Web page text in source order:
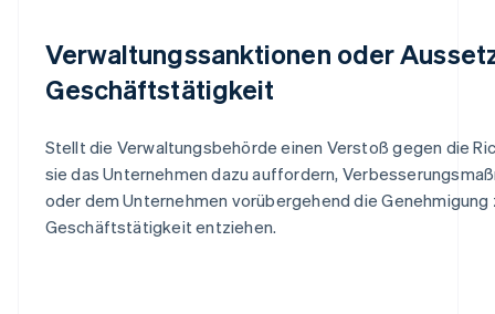
Verwaltungssanktionen oder
Geschäftstätigkeit
Stellt die Verwaltungsbehörde einen Verstoß gegen die
sie das Unternehmen dazu auffordern,
oder dem Unternehmen vorübergehend die Genehmigung
Geschäftstätigkeit entziehen.